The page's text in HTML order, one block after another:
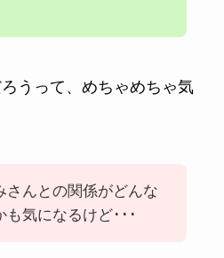
うって、めちゃめちゃ気
さんとの関係がどんな
も気になるけど･･･